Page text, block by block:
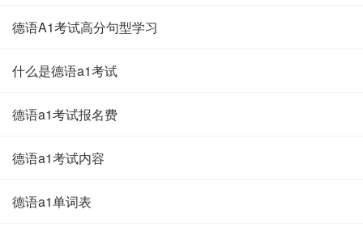
德语A1考试高分句型学习
什么是德语a1考试
德语a1考试报名费
德语a1考试内容
德语a1单词表